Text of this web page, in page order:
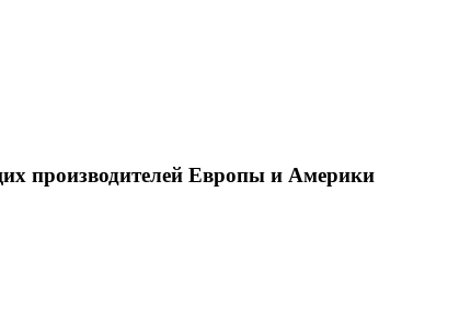
производителей Европы и Америки